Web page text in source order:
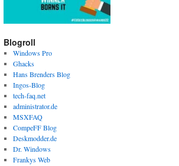
Blogroll
Windows Pro
Ghacks
Hans Brenders Blog
Ingos-Blog
tech-faq.net
administrator.de
MSXFAQ
CompeFF Blog
Deskmodder.de
Dr. Windows
Frankys Web